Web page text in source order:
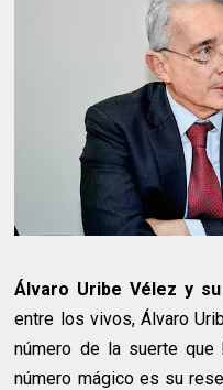
Álvaro Uribe Vélez y
entre los vivos, Álvaro
número de la suerte
número mágico es su